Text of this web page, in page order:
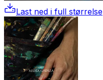
Last ned i full størrelse